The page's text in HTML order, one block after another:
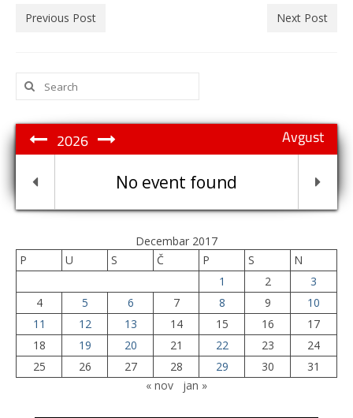
Previous Post Next Post
Search
for:
Avgust
2026
No event found
Decembar 2017
P
U S Č P S
N
1
2
3
4
5 6 7 8 9
10
11
12 13 14 15 16
17
18
19 20 21 22 23
24
25
26 27 28 29 30
31
« nov
jan »